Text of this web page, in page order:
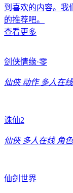
到喜欢的内容。我
的推荐吧。
查看更多
剑侠情缘·零
仙侠 动作 多人在线
诛仙2
仙侠 多人在线 角
仙剑世界